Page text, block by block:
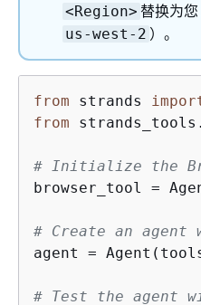
<Region> 替换为您
us-west-2 ）。
from strands
from
# Initialize the
browser_tool =
# Create an agent
agent =
# Test the agent